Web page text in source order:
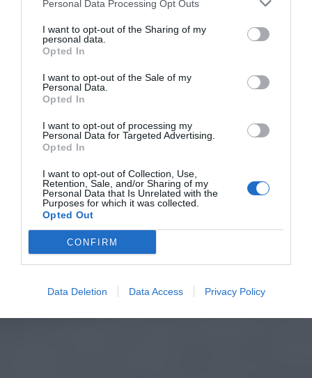
Personal Data Processing Opt Outs
I want to opt-out of the Sharing of my
personal data.
Opted In
I want to opt-out of the Sale of my
Personal Data.
Opted In
I want to opt-out of processing my
Personal Data for Targeted Advertising.
Opted In
I want to opt-out of Collection, Use,
Retention, Sale, and/or Sharing of my
Personal Data that Is Unrelated with the
Purposes for which it was collected.
Opted Out
CONFIRM
Data Deletion Data Access Privacy Policy